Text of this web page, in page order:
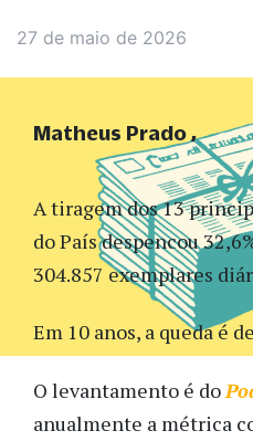
27 de maio de 2026
A tiragem dos 13
do País despencou
304.857 exemplares
Em 10 anos, a queda é
O levantamento é do
anualmente a métrica
Matheus Prado